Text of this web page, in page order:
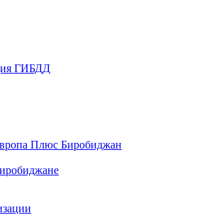
ГИБДД
Плюс Биробиджан